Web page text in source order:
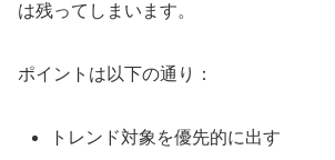
は残ってしまいます。
ポイントは以下の通り：
トレンド対象を優先的に出す